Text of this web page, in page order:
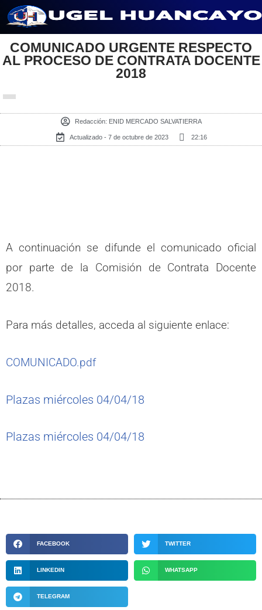
al
contenido
COMUNICADO URGENTE RESPECTO
AL PROCESO DE CONTRATA DOCENTE
2018
Redacción: ENID MERCADO SALVATIERRA
Actualizado - 7 de octubre de 2023 22:16
A continuación se difunde el comunicado oficial
por parte de la Comisión de Contrata Docente
2018.
Para más detalles, acceda al siguiente enlace:
COMUNICADO.pdf
Plazas miércoles 04/04/18
Plazas miércoles 04/04/18
FACEBOOK TWITTER
LINKEDIN WHATSAPP
TELEGRAM